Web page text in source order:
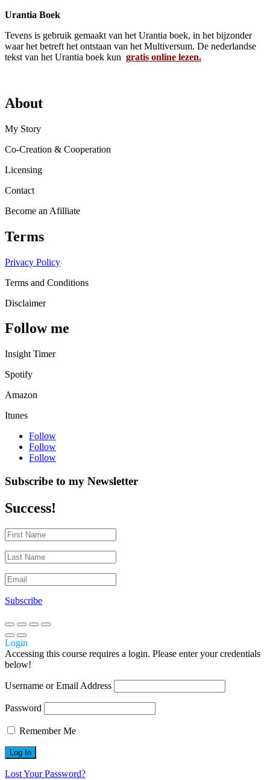
Urantia Boek
Tevens is gebruik gemaakt van het Urantia boek, in het bijzonder
waar het betreft het ontstaan van het Multiversum. De nederlandse
tekst van het Urantia boek kun gratis online lezen.
About
My Story
Co-Creation & Cooperation
Licensing
Contact
Become an Afilliate
Terms
Privacy Policy
Terms and Conditions
Disclaimer
Follow me
Insight Timer
Spotify
Amazon
Itunes
Follow
Follow
Follow
Subscribe to my Newsletter
Success!
Subscribe
Login
Accessing this course requires a login. Please enter your credentials
below!
Username or Email Address
Password
Remember Me
Lost Your Password?